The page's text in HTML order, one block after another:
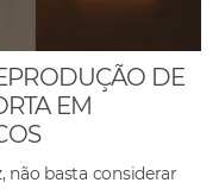
DE
EM
não basta considerar